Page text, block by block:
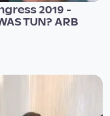
2019 -
TUN? ARB